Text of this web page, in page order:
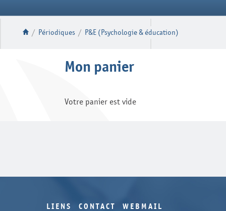
/ Périodiques / P&E (Psychologie & éducation)
Mon panier
Votre panier est vide
LIENS CONTACT WEBMAIL